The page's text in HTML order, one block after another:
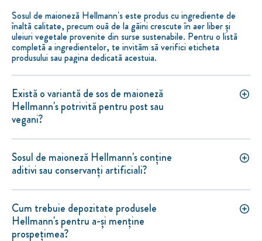
Sosul de maioneză Hellmann's este produs cu ingrediente de
înaltă calitate, precum ouă de la găini crescute în aer liber și
uleiuri vegetale provenite din surse sustenabile. Pentru o listă
completă a ingredientelor, te invităm să verifici eticheta
produsului sau pagina dedicată acestuia.
Există o variantă de sos de maioneză
Hellmann's potrivită pentru post sau
vegani?
Sosul de maioneză Hellmann's conține
aditivi sau conservanți artificiali?
Cum trebuie depozitate produsele
Hellmann's pentru a-și menține
prospețimea?